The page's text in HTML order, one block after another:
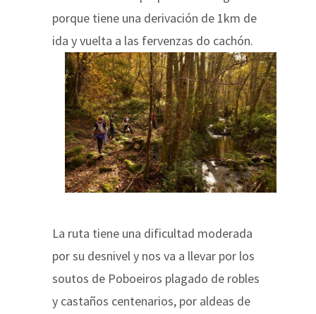
porque tiene una derivación de 1km de
ida y vuelta a las fervenzas do cachón.
La ruta tiene una dificultad moderada
por su desnivel y nos va a llevar por los
soutos de Poboeiros plagado de robles
y castaños centenarios, por aldeas de